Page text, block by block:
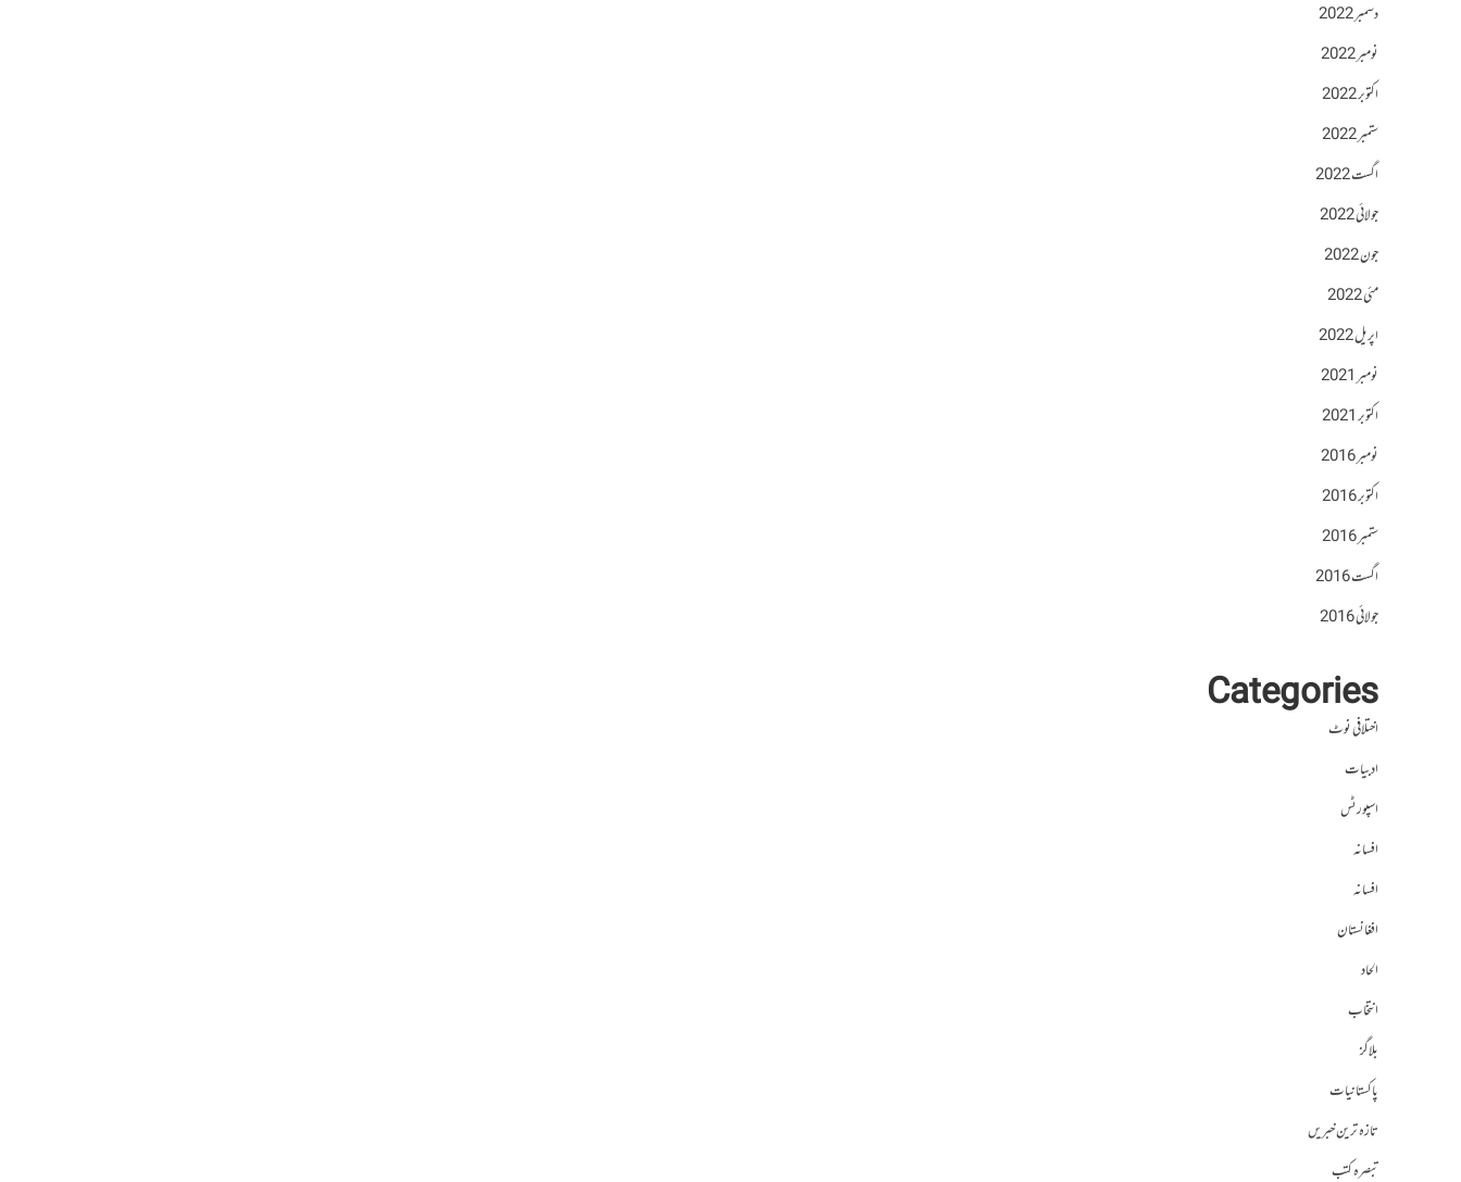
دسمبر 2022
نومبر 2022
اکتوبر 2022
ستمبر 2022
اگست 2022
جولائی 2022
جون 2022
مئی 2022
اپریل 2022
نومبر 2021
اکتوبر 2021
نومبر 2016
اکتوبر 2016
ستمبر 2016
اگست 2016
جولائی 2016
Categories
اختلافی نوٹ
ادبیات
اسپورٹس
افسانہ
افسانہ
افغانستان
الحاد
انتخاب
بلاگز
پاکستانیات
تازہ ترین خبریں
تبصرہ کتب